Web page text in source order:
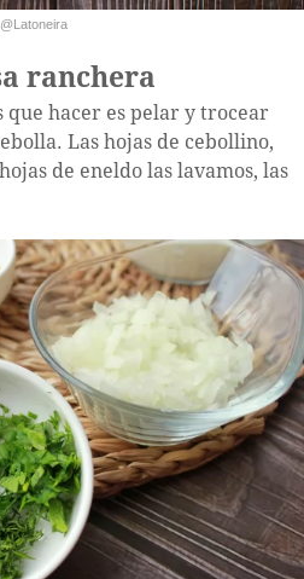
@Latoneira
ranchera
hacer es pelar y trocear
Las hojas de cebollino,
de eneldo las lavamos, las